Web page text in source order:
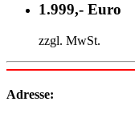
1.999,- Euro
zzgl. MwSt.
Adresse: